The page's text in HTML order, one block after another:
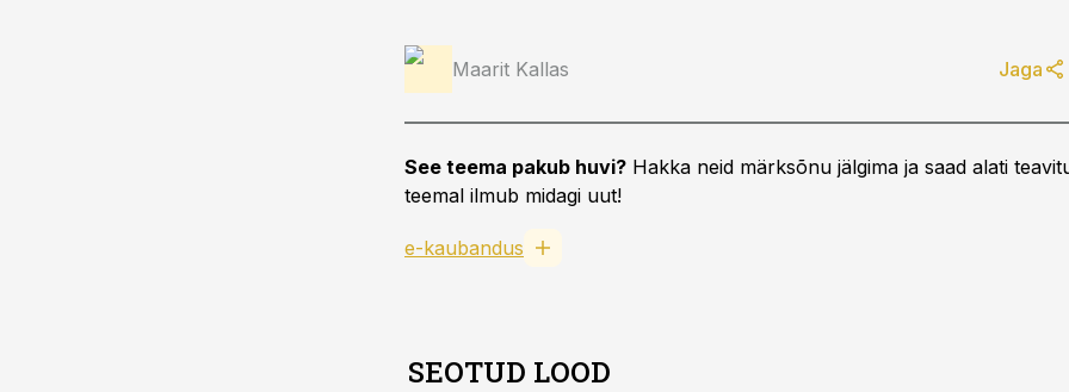
Maarit Kallas Jaga
See teema pakub huvi? Hakka neid märksõnu jälgima ja saad alati
teemal ilmub midagi uut!
e-kaubandus
SEOTUD LOOD